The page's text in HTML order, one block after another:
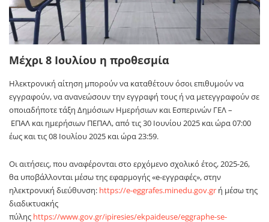
Μέχρι 8 Ιουλίου η προθεσμία
Ηλεκτρονική αίτηση μπορούν να καταθέτουν όσοι επιθυμούν να
εγγραφούν, να ανανεώσουν την εγγραφή τους ή να μετεγγραφούν σε
οποιαδήποτε τάξη Δημόσιων Ημερήσιων και Εσπερινών ΓΕΛ –
ΕΠΑΛ και ημερήσιων ΠΕΠΑΛ, από τις 30 Ιουνίου 2025 και ώρα 07:00
έως και τις 08 Ιουλίου 2025 και ώρα 23:59.
Οι αιτήσεις, που αναφέρονται στο ερχόμενο σχολικό έτος, 2025-26,
θα υποβάλλονται μέσω της εφαρμογής «e-εγγραφές», στην
ηλεκτρονική διεύθυνση: https://e-eggrafes.minedu.gov.gr ή μέσω της
διαδικτυακής
πύλης https://www.gov.gr/ipiresies/ekpaideuse/eggraphe-se-